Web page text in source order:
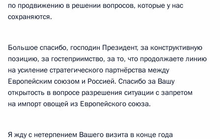
по продвижению в решении вопросов, которые у нас
сохраняются.
Большое спасибо, господин Президент, за конструктивную
позицию, за гостеприимство, за то, что продолжаете линию
на усиление стратегического партнёрства между
Европейским союзом и Россией. Спасибо за Вашу
открытость в вопросе разрешения ситуации с запретом
на импорт овощей из Европейского союза.
Я жду с нетерпением Вашего визита в конце года